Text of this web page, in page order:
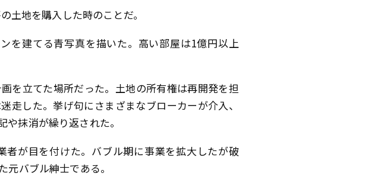
土地を購入した時のことだ。
を建てる青写真を描いた。高い部屋は1億円以上
を立てた場所だった。土地の所有権は再開発を担
走した。挙げ句にさまざまなブローカーが介入、
抹消が繰り返された。
が目を付けた。バブル期に事業を拡大したが破
バブル紳士である。